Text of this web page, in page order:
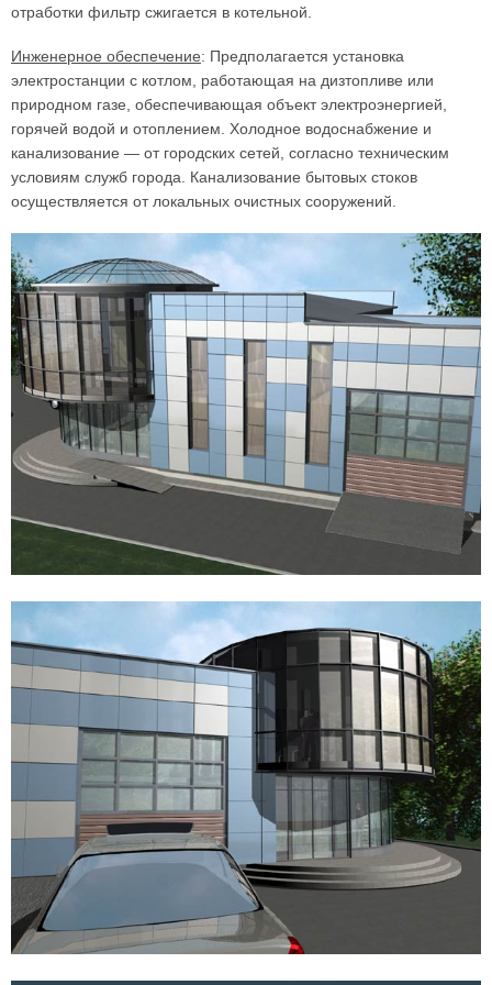
отработки фильтр сжигается в котельной.
Инженерное обеспечение: Предполагается установка
электростанции с котлом, работающая на дизтопливе или
природном газе, обеспечивающая объект электроэнергией,
горячей водой и отоплением. Холодное водоснабжение и
канализование — от городских сетей, согласно техническим
условиям служб города. Канализование бытовых стоков
осуществляется от локальных очистных сооружений.